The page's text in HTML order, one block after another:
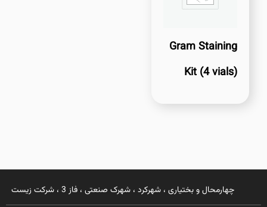
Gram Staining
Kit (4 vials)
چهارمحال و بختیاری ، شهرکرد ، شهرک صنعتی ، فاز 3 ، شرکت زیست